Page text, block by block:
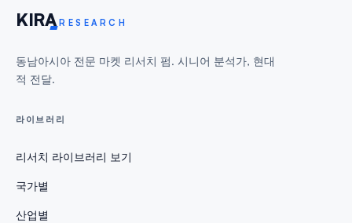
KIRA RESEARCH
동남아시아 전문 마켓 리서치 펌. 시니어 분석가, 현대
적 전달.
라이브러리
리서치 라이브러리 보기
국가별
산업별